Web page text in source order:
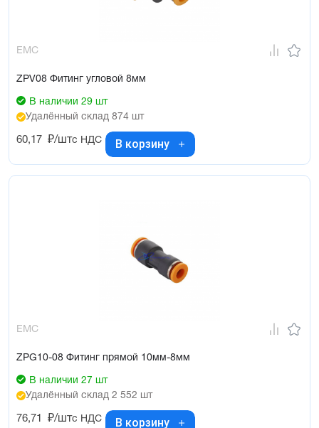
EMC
ZPV08 Фитинг угловой 8мм
В наличии 29 шт
Удалённый склад 874 шт
60,17 ₽/штс НДС В корзину
EMC
ZPG10-08 Фитинг прямой 10мм-8мм
В наличии 27 шт
Удалённый склад 2 552 шт
76,71 ₽/штс НДС В корзину